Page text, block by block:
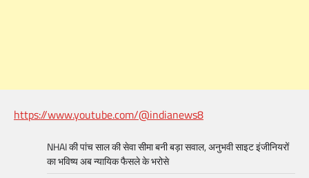
https://www.youtube.com/@indianews8
NHAI की पांच साल की सेवा सीमा बनी बड़ा सवाल, अनुभवी साइट इंजीनियरों
का भविष्य अब न्यायिक फैसले के भरोसे